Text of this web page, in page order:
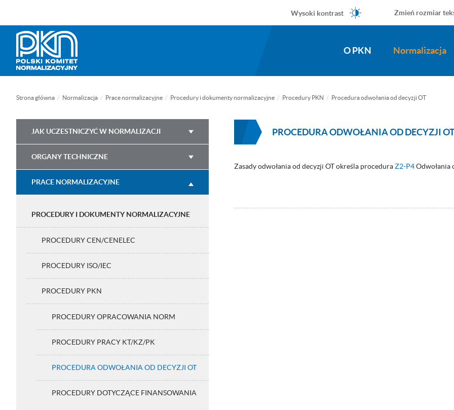
menu
głównego
treści
wyszukiwarki
menu
bocznego
(tylko
na
Zmień rozmiar
Wysoki kontrast
O PKN Normalizacja
Strona główna Normalizacja Prace normalizacyjne Procedury i dokumenty normalizacyjne Procedury PKN Procedura odwołania od decyzji OT
PROCEDURA ODWOŁANIA OD DECYZJI
Zasady odwołania od decyzji OT określa proceduraZ2-P4Odwołania
JAK UCZESTNICZYĆ W NORMALIZACJI
ORGANY TECHNICZNE
PRACE NORMALIZACYJNE
PROCEDURY I DOKUMENTY NORMALIZACYJNE
PROCEDURY CEN/CENELEC
PROCEDURY ISO/IEC
PROCEDURY PKN
PROCEDURY OPRACOWANIA NORM
PROCEDURY PRACY KT/KZ/PK
PROCEDURA ODWOŁANIA OD DECYZJI OT
PROCEDURY DOTYCZĄCE FINANSOWANIA